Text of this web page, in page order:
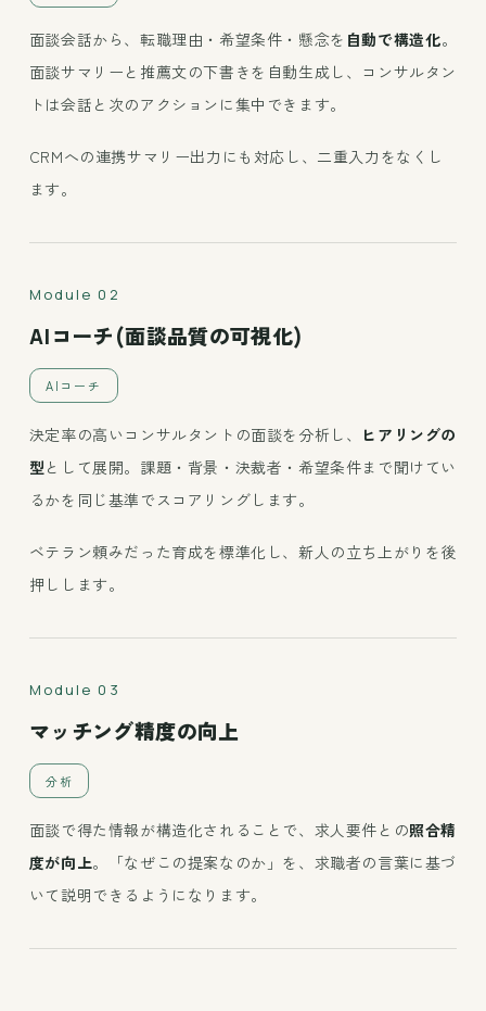
面談会話から、転職理由・希望条件・懸念を 自動で構造化。
面談サマリーと推薦文の下書きを自動生成し、コンサルタン
トは会話と次のアクションに集中できます。
CRMへの連携サマリー出力にも対応し、二重入力をなくし
ます。
Module 02
AIコーチ(面談品質の可視化)
AIコーチ
決定率の高いコンサルタントの面談を分析し、
ヒアリングの
型として展開。課題・背景・決裁者・希望条件まで聞けてい
るかを同じ基準でスコアリングします。
ベテラン頼みだった育成を標準化し、新人の立ち上がりを後
押しします。
Module 03
マッチング精度の向上
分析
面談で得た情報が構造化されることで、求人要件との照合精
度が向上。「なぜこの提案なのか」を、求職者の言葉に基づ
いて説明できるようになります。